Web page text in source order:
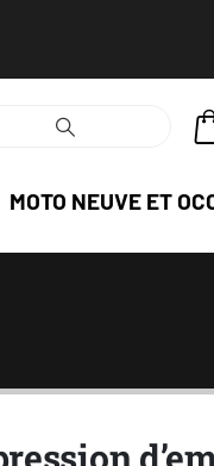
MOTO NEUVE ET